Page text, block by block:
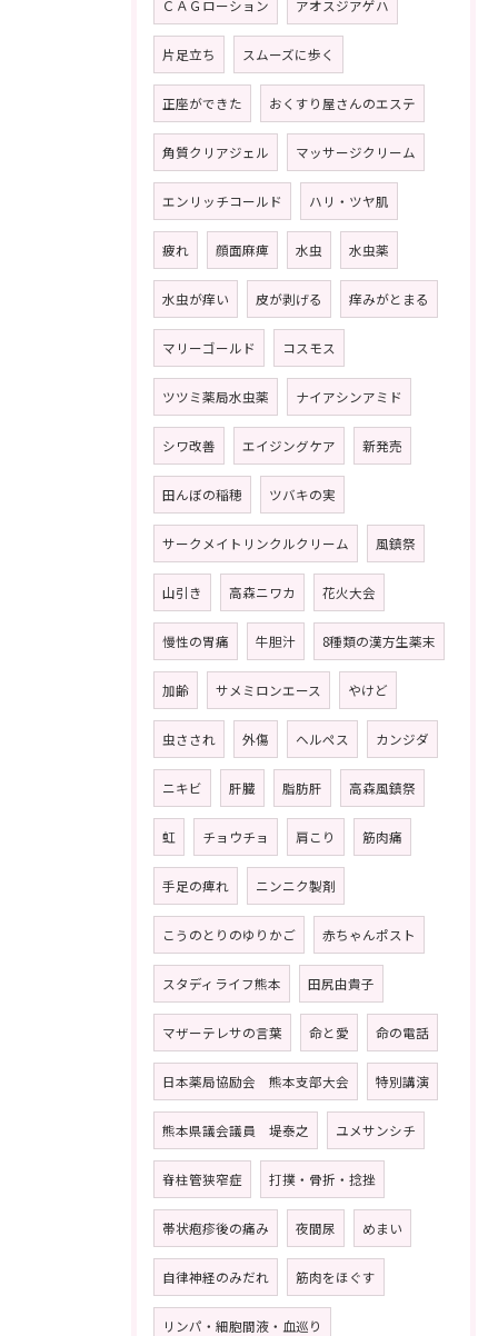
ＣＡＧローション アオスジアゲハ
片足立ち スムーズに歩く
正座ができた おくすり屋さんのエステ
角質クリアジェル マッサージクリーム
エンリッチコールド ハリ・ツヤ肌
疲れ 顔面麻痺 水虫 水虫薬
水虫が痒い 皮が剥げる 痒みがとまる
マリーゴールド コスモス
ツツミ薬局水虫薬 ナイアシンアミド
シワ改善 エイジングケア 新発売
田んぼの稲穂 ツバキの実
サークメイトリンクルクリーム 風鎮祭
山引き 高森ニワカ 花火大会
慢性の胃痛 牛胆汁 8種類の漢方生薬末
加齢 サメミロンエース やけど
虫さされ 外傷 ヘルペス カンジダ
ニキビ 肝臓 脂肪肝 高森風鎮祭
虹 チョウチョ 肩こり 筋肉痛
手足の痺れ ニンニク製剤
こうのとりのゆりかご 赤ちゃんポスト
スタディライフ熊本 田尻由貴子
マザーテレサの言葉 命と愛 命の電話
日本薬局協励会 熊本支部大会 特別講演
熊本県議会議員 堤泰之 ユメサンシチ
脊柱管狭窄症 打撲・骨折・捻挫
帯状疱疹後の痛み 夜間尿 めまい
自律神経のみだれ 筋肉をほぐす
リンパ・細胞間液・血巡り